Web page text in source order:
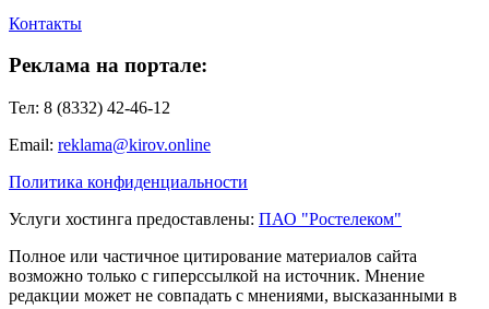
Контакты
Реклама на портале:
Тел: 8 (8332) 42-46-12
Email: reklama@kirov.online
Политика конфиденциальности
Услуги хостинга предоставлены: ПАО "Ростелеком"
Полное или частичное цитирование материалов сайта
возможно только с гиперссылкой на источник. Мнение
редакции может не совпадать с мнениями, высказанными в